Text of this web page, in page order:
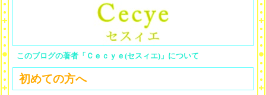
このブログの著者「Ｃｅｃｙｅ(セスィエ)」について
初めての方へ